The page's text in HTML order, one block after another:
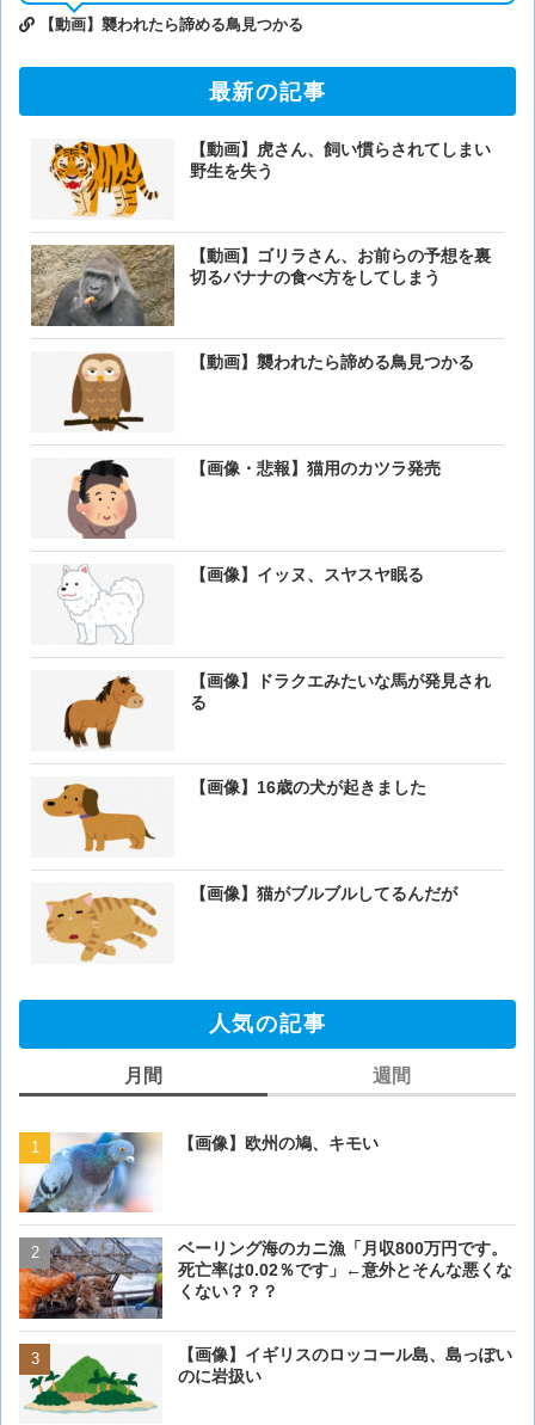
【動画】襲われたら諦める鳥見つかる
最新の記事
【動画】虎さん、飼い慣らされてしまい
野生を失う
【動画】ゴリラさん、お前らの予想を裏
切るバナナの食べ方をしてしまう
【動画】襲われたら諦める鳥見つかる
【画像・悲報】猫用のカツラ発売
【画像】イッヌ、スヤスヤ眠る
【画像】ドラクエみたいな馬が発見され
る
【画像】16歳の犬が起きました
【画像】猫がブルブルしてるんだが
人気の記事
月間
【画像】欧州の鳩、キモい
ベーリング海のカニ漁「月収800万円です。
死亡率は0.02％です」←意外とそんな悪くな
くない？？？
【画像】イギリスのロッコール島、島っぽい
のに岩扱い
週間
【画像】欧州の鳩、キモい
【閲覧注意・画像】毛を剃
ぎるとワイ(35歳無職)の中
【画像】イギリスのロッコ